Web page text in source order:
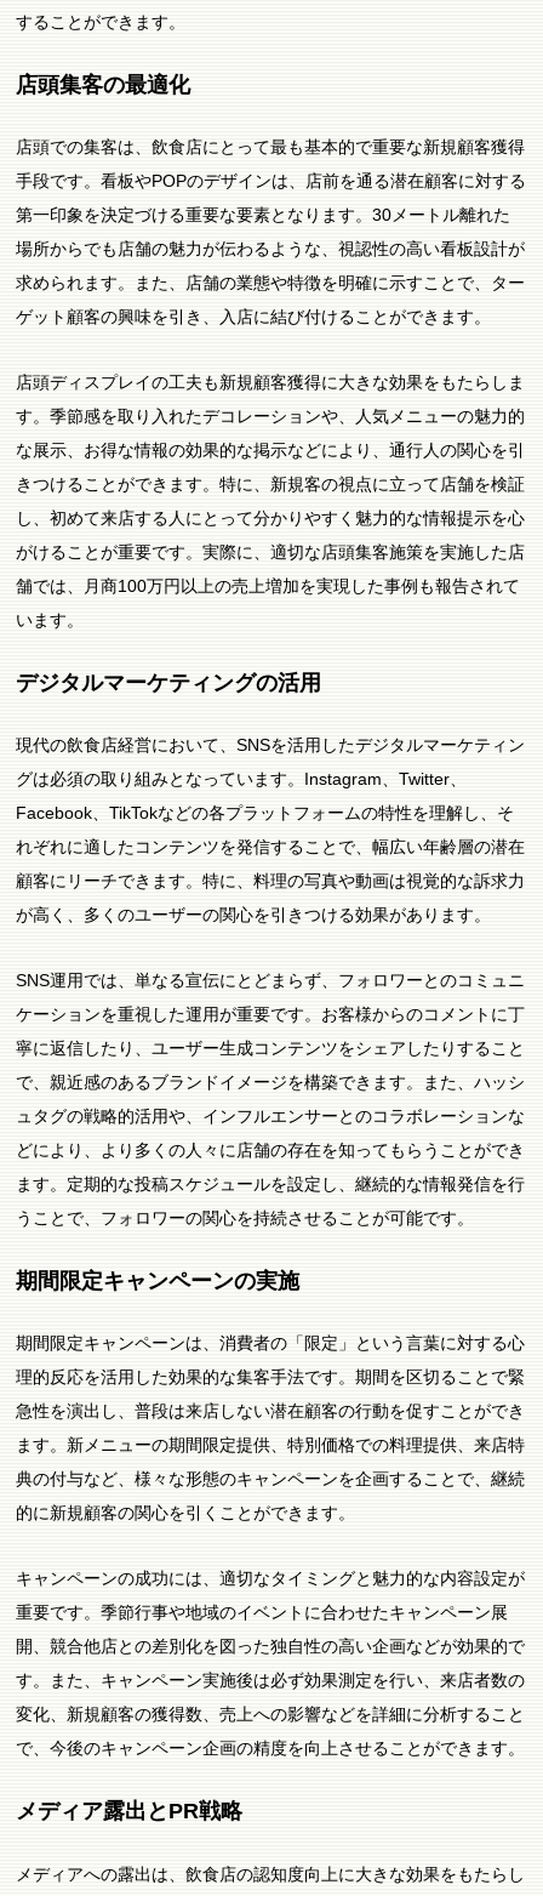
することができます。
店頭集客の最適化
店頭での集客は、飲食店にとって最も基本的で重要な新規顧客獲得
手段です。看板やPOPのデザインは、店前を通る潜在顧客に対する
第一印象を決定づける重要な要素となります。30メートル離れた
場所からでも店舗の魅力が伝わるような、視認性の高い看板設計が
求められます。また、店舗の業態や特徴を明確に示すことで、ター
ゲット顧客の興味を引き、入店に結び付けることができます。
店頭ディスプレイの工夫も新規顧客獲得に大きな効果をもたらしま
す。季節感を取り入れたデコレーションや、人気メニューの魅力的
な展示、お得な情報の効果的な掲示などにより、通行人の関心を引
きつけることができます。特に、新規客の視点に立って店舗を検証
し、初めて来店する人にとって分かりやすく魅力的な情報提示を心
がけることが重要です。実際に、適切な店頭集客施策を実施した店
舗では、月商100万円以上の売上増加を実現した事例も報告されて
います。
デジタルマーケティングの活用
現代の飲食店経営において、SNSを活用したデジタルマーケティン
グは必須の取り組みとなっています。Instagram、Twitter、
Facebook、TikTokなどの各プラットフォームの特性を理解し、そ
れぞれに適したコンテンツを発信することで、幅広い年齢層の潜在
顧客にリーチできます。特に、料理の写真や動画は視覚的な訴求力
が高く、多くのユーザーの関心を引きつける効果があります。
SNS運用では、単なる宣伝にとどまらず、フォロワーとのコミュニ
ケーションを重視した運用が重要です。お客様からのコメントに丁
寧に返信したり、ユーザー生成コンテンツをシェアしたりすること
で、親近感のあるブランドイメージを構築できます。また、ハッシ
ュタグの戦略的活用や、インフルエンサーとのコラボレーションな
どにより、より多くの人々に店舗の存在を知ってもらうことができ
ます。定期的な投稿スケジュールを設定し、継続的な情報発信を行
うことで、フォロワーの関心を持続させることが可能です。
期間限定キャンペーンの実施
期間限定キャンペーンは、消費者の「限定」という言葉に対する心
理的反応を活用した効果的な集客手法です。期間を区切ることで緊
急性を演出し、普段は来店しない潜在顧客の行動を促すことができ
ます。新メニューの期間限定提供、特別価格での料理提供、来店特
典の付与など、様々な形態のキャンペーンを企画することで、継続
的に新規顧客の関心を引くことができます。
キャンペーンの成功には、適切なタイミングと魅力的な内容設定が
重要です。季節行事や地域のイベントに合わせたキャンペーン展
開、競合他店との差別化を図った独自性の高い企画などが効果的で
す。また、キャンペーン実施後は必ず効果測定を行い、来店者数の
変化、新規顧客の獲得数、売上への影響などを詳細に分析すること
で、今後のキャンペーン企画の精度を向上させることができます。
メディア露出とPR戦略
メディアへの露出は、飲食店の認知度向上に大きな効果をもたらし